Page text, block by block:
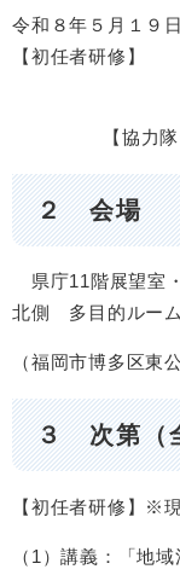
令和８年５月１９
【初任者研修】
１３
【協力
２ 会場
県庁11階展望室
北側 多目的ルーム
（福岡市博多区東
３ 次第（
【初任者研修】※
（1）講義：「地